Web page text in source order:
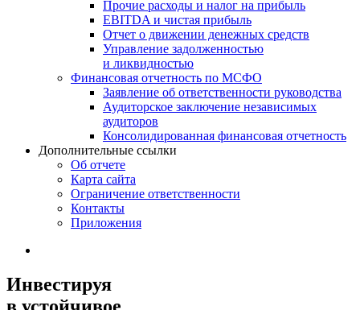
Прочие расходы и налог на прибыль
EBITDA и чистая прибыль
Отчет о движении денежных средств
Управление задолженностью
и ликвидностью
Финансовая отчетность по МСФО
Заявление об ответственности руководства
Аудиторское заключение независимых
аудиторов
Консолидированная финансовая отчетность
Дополнительные ссылки
Об отчете
Карта сайта
Ограничение ответственности
Контакты
Приложения
Инвестируя